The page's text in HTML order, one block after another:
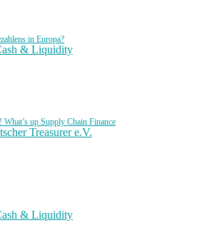
in Europa?
& Liquidity
What’s up Supply Chain Finance
Treasurer e.V.
& Liquidity